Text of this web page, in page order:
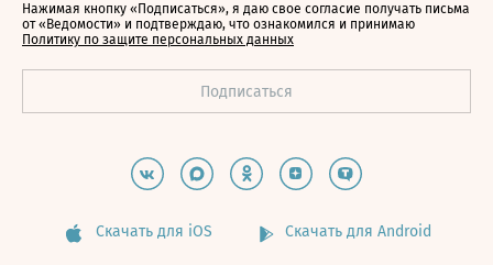
Нажимая кнопку «Подписаться», я даю свое согласие получать письма
от «Ведомости» и подтверждаю, что ознакомился и принимаю
Политику по защите персональных данных
Скачать для iOS Скачать для Android